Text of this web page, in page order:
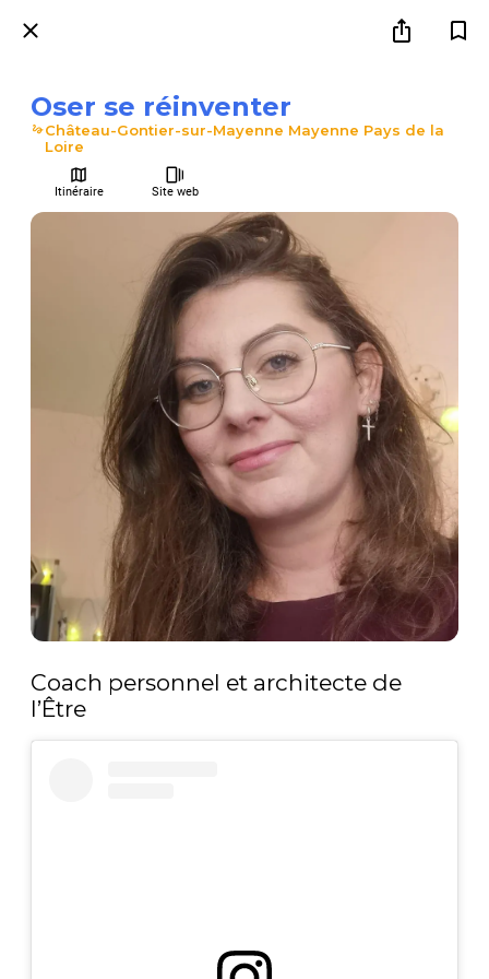
Oser se réinventer
Château-Gontier-sur-Mayenne Mayenne Pays de la
Loire
Itinéraire Site web
Coach personnel et architecte de
l’Être